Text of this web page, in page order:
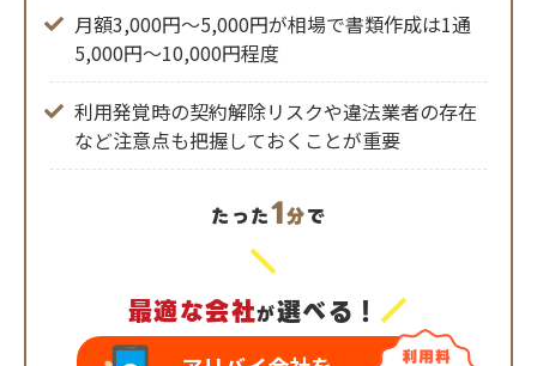
月額3,000円〜5,000円が相場で書類作成は1通
5,000円〜10,000円程度
利用発覚時の契約解除リスクや違法業者の存在
など注意点も把握しておくことが重要
たった1分で
＼
最適な会社が選べる！ ／